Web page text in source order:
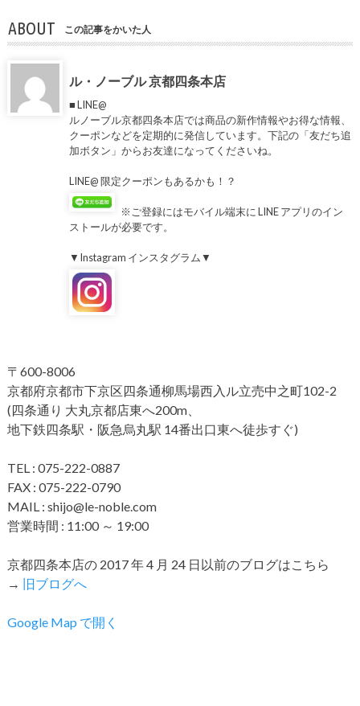
ABOUT この記事をかいた人
ル・ノーブル 京都四条本店
■ LINE@
ルノーブル京都四条本店では商品の新作情報やお得な情報、
クーポンなどを定期的に発信しています。下記の「友だち追
加ボタン」からお友達になってくださいね。
LINE@ 限定クーポンもあるかも！？
※ご登録にはモバイル端末に LINE アプリのイン
ストールが必要です。
▼Instagram インスタグラム▼
〒600-8006
京都府京都市下京区四条通柳馬場西入ル立売中之町102-2
(四条通り 大丸京都店東へ200m、
地下鉄四条駅・阪急烏丸駅 14番出口東へ徒歩すぐ)
TEL : 075-222-0887
FAX : 075-222-0790
MAIL : shijo@le-noble.com
営業時間 : 11:00 ～ 19:00
京都四条本店の 2017 年 4 月 24 日以前のブログはこちら
→ 旧ブログへ
Google Map で開く